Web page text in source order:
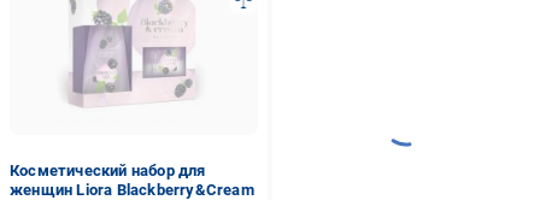
Косметический набор для
женщин Liora Blackberry&Cream